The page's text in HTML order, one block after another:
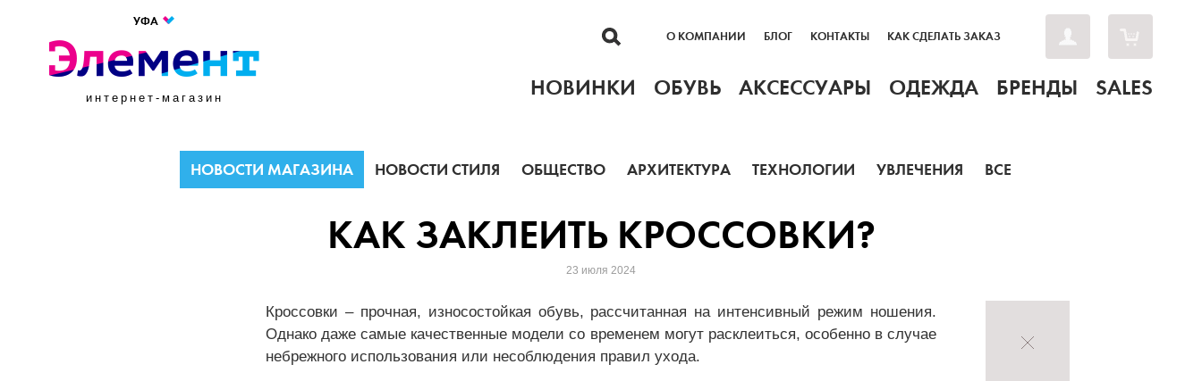
УФА
интернет-магазин
О КОМПАНИИ БЛОГ КОНТАКТЫ КАК СДЕЛАТЬ ЗАКАЗ
НОВИНКИ ОБУВЬ АКСЕССУАРЫ ОДЕЖДА БРЕНДЫ SALES
НОВОСТИ МАГАЗИНА НОВОСТИ СТИЛЯ ОБЩЕСТВО АРХИТЕКТУРА ТЕХНОЛОГИИ УВЛЕЧЕНИЯ ВСЕ
КАК ЗАКЛЕИТЬ КРОССОВКИ?
23 июля 2024
Кроссовки – прочная, износостойкая обувь, рассчитанная на интенсивный режим ношения.
Однако даже самые качественные модели со временем могут расклеиться, особенно в случае
небрежного использования или несоблюдения правил ухода.